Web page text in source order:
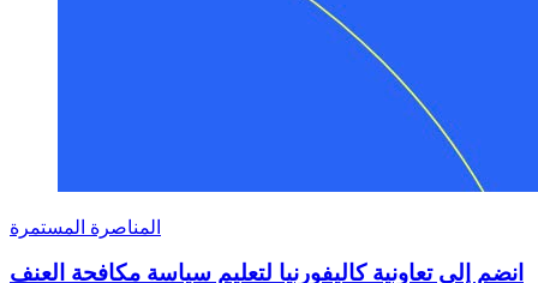
المناصرة المستمرة
انضم إلى تعاونية كاليفورنيا لتعليم سياسة مكافحة العنف